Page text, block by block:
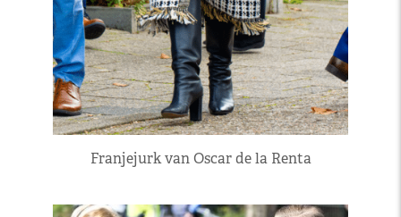
Franjejurk van Oscar de la Renta